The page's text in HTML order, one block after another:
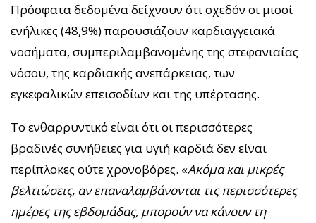
Πρόσφατα δεδομένα δείχνουν ότι σχεδόν οι μισοί
ενήλικες (48,9%) παρουσιάζουν καρδιαγγειακά
νοσήματα, συμπεριλαμβανομένης της στεφανιαίας
νόσου, της καρδιακής ανεπάρκειας, των
εγκεφαλικών επεισοδίων και της υπέρτασης.
Το ενθαρρυντικό είναι ότι οι περισσότερες
βραδινές συνήθειες για υγιή καρδιά δεν είναι
περίπλοκες ούτε χρονοβόρες. «Ακόμα και μικρές
βελτιώσεις, αν επαναλαμβάνονται τις περισσότερες
ημέρες της εβδομάδας, μπορούν να κάνουν τη